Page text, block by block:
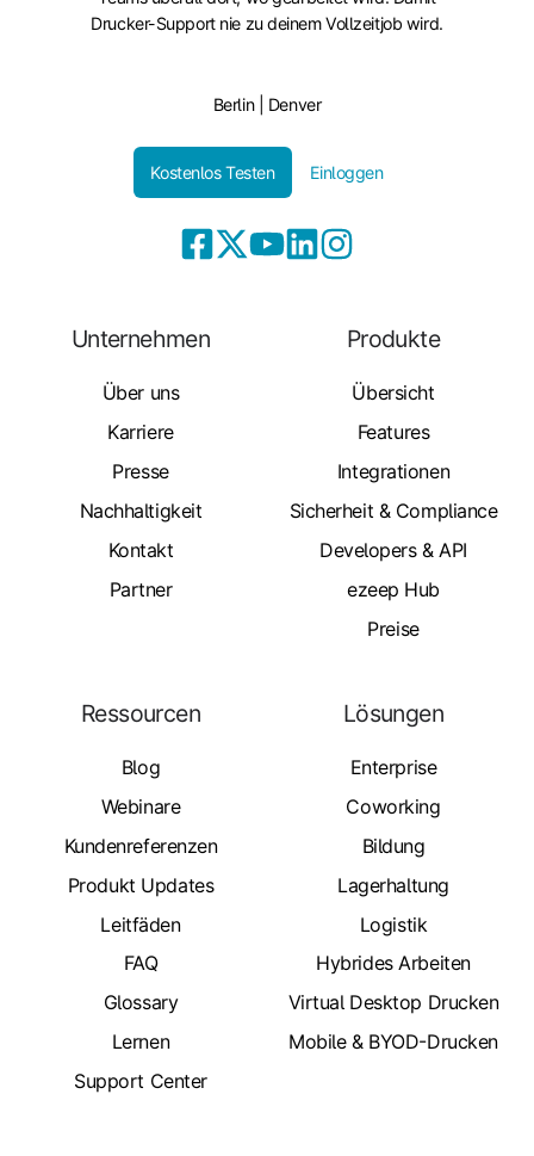
Drucker-Support nie zu deinem Vollzeitjob wird.
Berlin | Denver
Kostenlos Testen Einloggen
Unternehmen
Über uns
Karriere
Presse
Nachhaltigkeit
Kontakt
Partner
Produkte
Übersicht
Features
Integrationen
Sicherheit & Compliance
Developers & API
ezeep Hub
Preise
Ressourcen
Blog
Webinare
Kundenreferenzen
Produkt Updates
Leitfäden
FAQ
Glossary
Lernen
Support Center
Lösungen
Enterprise
Coworking
Bildung
Lagerhaltung
Logistik
Hybrides Arbeiten
Virtual Desktop Drucken
Mobile & BYOD-Drucken